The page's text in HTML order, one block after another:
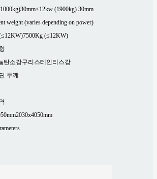
≤12kw (1900kg) 30mm
weight (varies depending on power)
7500Kg (≤12KW)
탄소강구리스테인리스강
두께
2030x4050mm